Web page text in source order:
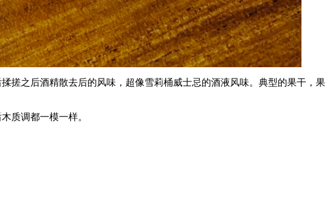
搓之后酒精散去后的风味，超像雪莉桶威士忌的酒液风味。典型的果干，果
质调都一模一样。